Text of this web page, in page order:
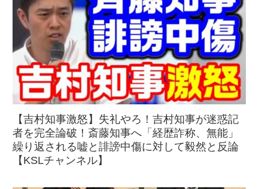
【吉村知事激怒】失礼やろ！吉村知事が迷惑記
者を完全論破！斎藤知事へ「経歴詐称、無能」
繰り返される嘘と誹謗中傷に対して毅然と反論
【KSLチャンネル】